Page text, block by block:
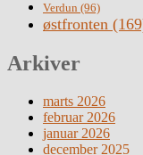
Verdun (96)
østfronten
Arkiver
marts 2026
februar 2026
januar 2026
december 2025